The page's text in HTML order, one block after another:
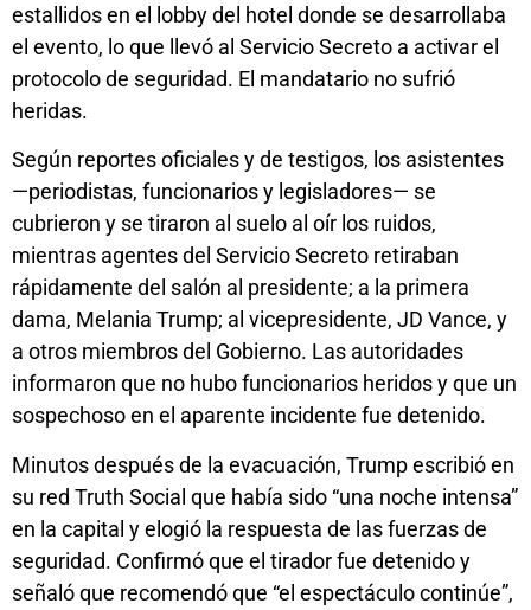
estallidos en el lobby del hotel donde se desarrollaba
el evento, lo que llevó al Servicio Secreto a activar el
protocolo de seguridad. El mandatario no sufrió
heridas.
Según reportes oficiales y de testigos, los asistentes
—periodistas, funcionarios y legisladores— se
cubrieron y se tiraron al suelo al oír los ruidos,
mientras agentes del Servicio Secreto retiraban
rápidamente del salón al presidente; a la primera
dama, Melania Trump; al vicepresidente, JD Vance, y
a otros miembros del Gobierno. Las autoridades
informaron que no hubo funcionarios heridos y que un
sospechoso en el aparente incidente fue detenido.
Minutos después de la evacuación, Trump escribió en
su red Truth Social que había sido “una noche intensa”
en la capital y elogió la respuesta de las fuerzas de
seguridad. Confirmó que el tirador fue detenido y
señaló que recomendó que “el espectáculo continúe”,